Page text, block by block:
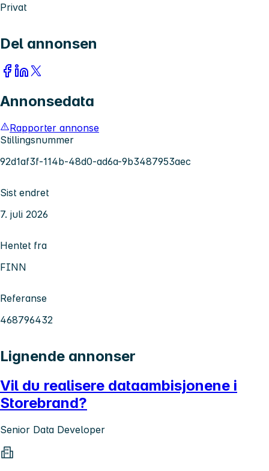
Privat
Del annonsen
Annonsedata
Rapporter annonse
Stillingsnummer
92d1af3f-114b-48d0-ad6a-9b3487953aec
Sist endret
7. juli 2026
Hentet fra
FINN
Referanse
468796432
Lignende annonser
Vil du realisere dataambisjonene i
Storebrand?
Senior Data Developer